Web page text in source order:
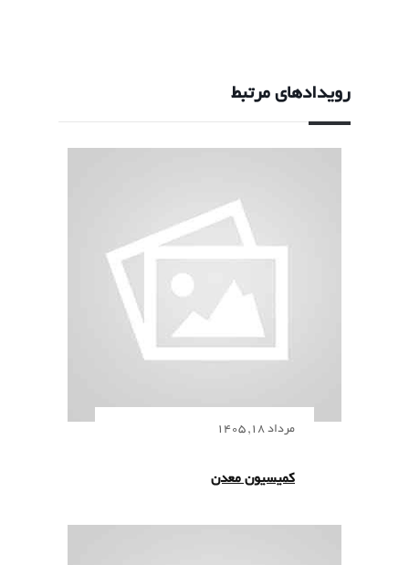
رویدادهای مرتبط
مرداد 18, 1405
کمیسیون معدن